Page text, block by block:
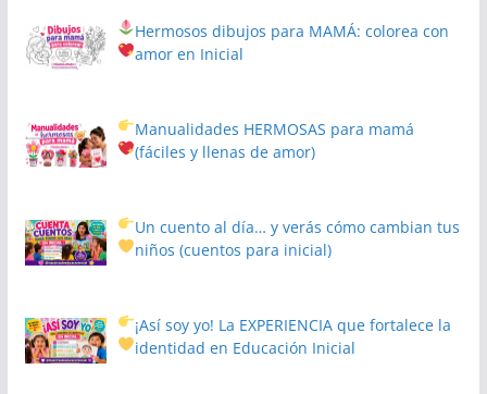
Hermosos dibujos para MAMÁ: colorea con
amor en Inicial
Manualidades HERMOSAS para mamá
(fáciles y llenas de amor)
Un cuento al día… y verás cómo cambian tus
niños(cuentos para inicial)
¡Así soy yo! La EXPERIENCIA que fortalece la
identidad en Educación Inicial